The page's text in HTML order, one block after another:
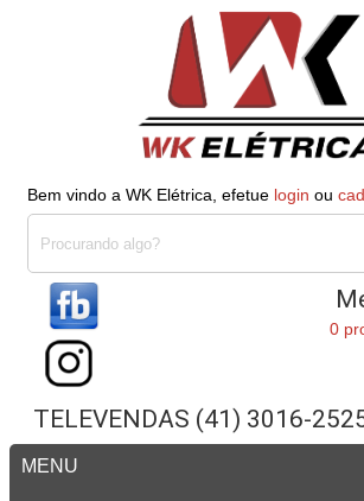
Bem vindo a WK Elétrica, efetue login ou
0
TELEVENDAS (41) 3016-